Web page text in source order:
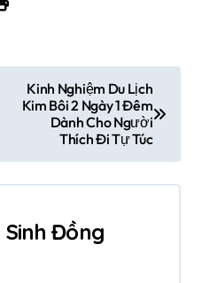
Kinh Nghiệm Du Lịch
Kim Bôi 2 Ngày 1 Đêm
Dành Cho Người
Thích Đi Tự Túc
Sinh Đồng